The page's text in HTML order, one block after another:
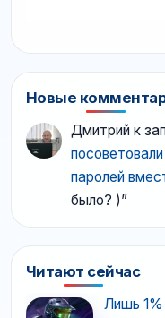
Новые
Дмитрий к
паролей
было? )”
Читают сейчас
Лишь 1%